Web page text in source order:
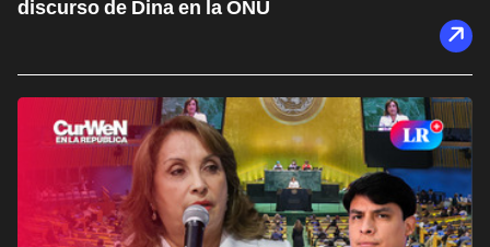
discurso de Dina en la ONU